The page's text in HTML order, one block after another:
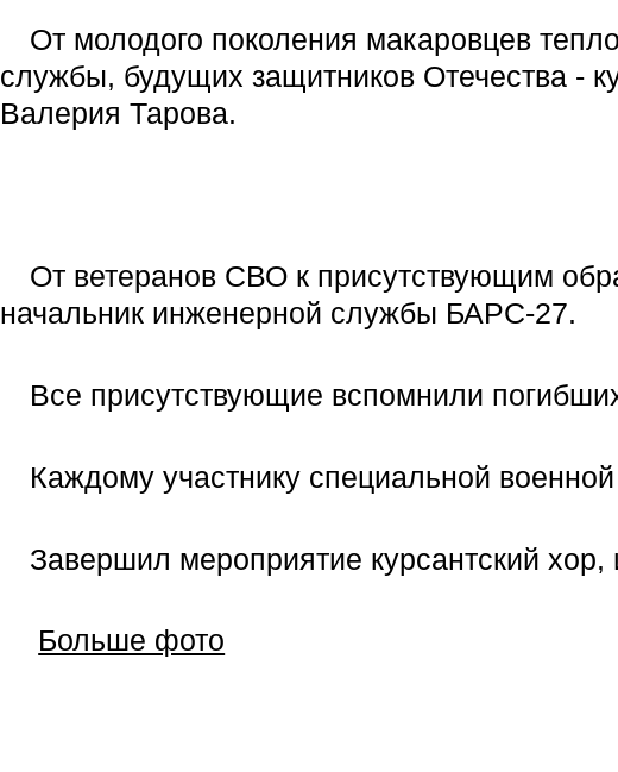
От молодого поколения макаровцев
службы, будущих защитников Отечества -
Валерия Тарова.
От ветеранов СВО к присутствующим
начальник инженерной службы БАРС-27.
Все присутствующие вспомнили
Каждому участнику специальной
Завершил мероприятие курсантский
Больше фото